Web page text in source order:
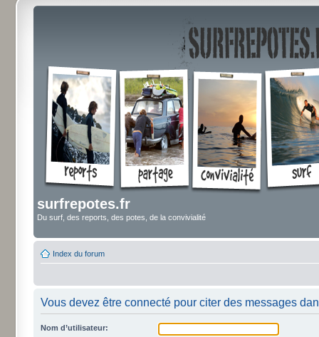
surfrepotes.fr
Du surf, des reports, des potes, de la convivialité
Index du forum
Vous devez être connecté pour citer des messages
Nom d’utilisateur: